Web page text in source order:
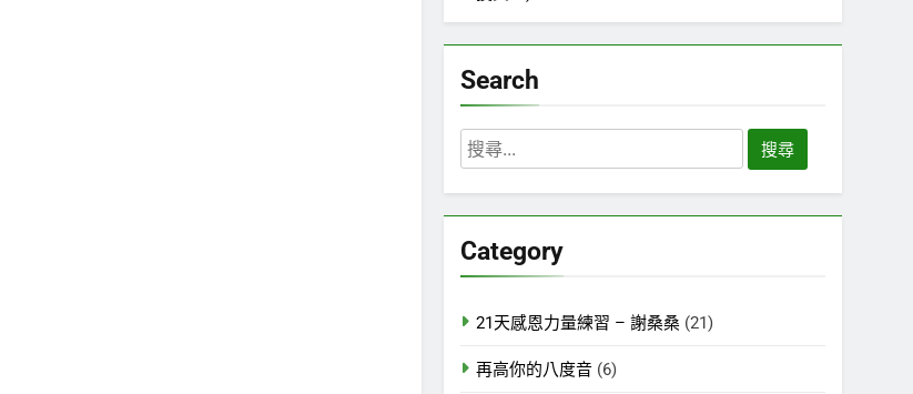
Search
搜
尋
字:
Category
21天感恩力量練習 – 謝桑桑 (21)
再高你的八度音 (6)